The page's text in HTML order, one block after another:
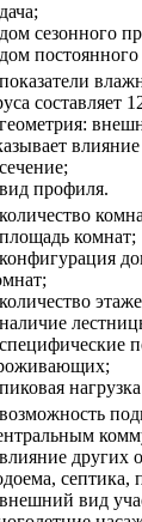
сезонного
составляет
профиля.
комнат;
других
септика,
вид